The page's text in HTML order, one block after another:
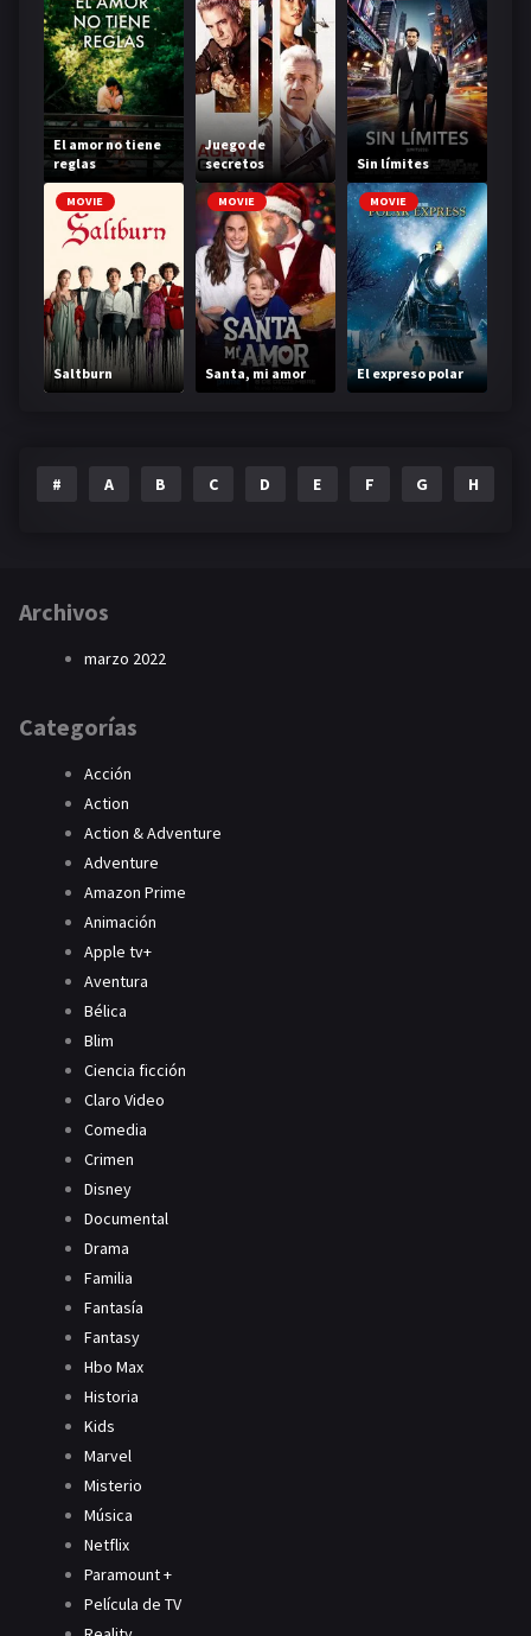
El amor no tiene
reglas
Juego de
secretos
Sin límites
MOVIE
Saltburn
MOVIE
Santa, mi amor
MOVIE
El expreso polar
# A B C D E F G H
Archivos
marzo 2022
Categorías
Acción
Action
Action & Adventure
Adventure
Amazon Prime
Animación
Apple tv+
Aventura
Bélica
Blim
Ciencia ficción
Claro Video
Comedia
Crimen
Disney
Documental
Drama
Familia
Fantasía
Fantasy
Hbo Max
Historia
Kids
Marvel
Misterio
Música
Netflix
Paramount +
Película de TV